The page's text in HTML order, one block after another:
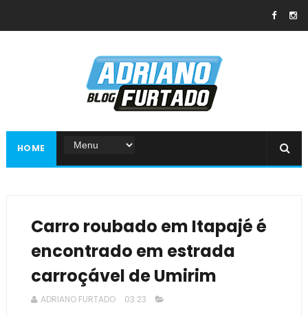
HOME
Carro roubado em Itapajé é
encontrado em estrada
carroçável de Umirim
ADRIANO FURTADO 03:23